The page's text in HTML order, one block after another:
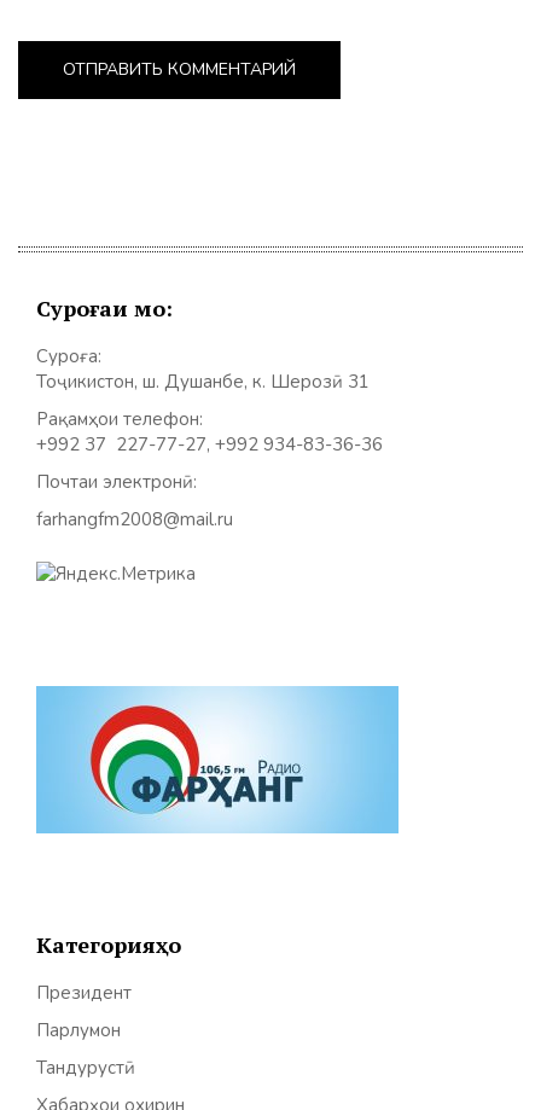
Суроғаи мо:
Суроға:
Тоҷикистон, ш. Душанбе, к. Шерозӣ 31
Рақамҳои телефон:
+992 37 227-77-27, +992 934-83-36-36
Почтаи электронӣ:
farhangfm2008@mail.ru
Категорияҳо
Президент
Парлумон
Тандурустӣ
Хабарҳои охирин